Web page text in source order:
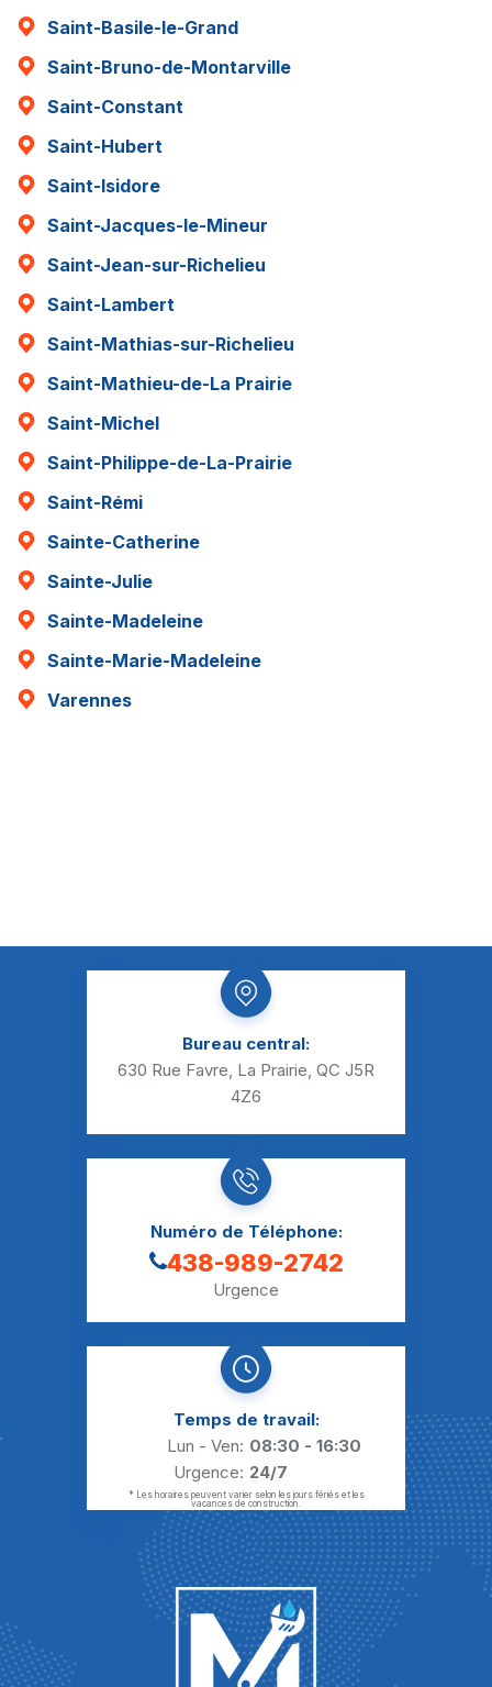
Saint-Basile-le-Grand
Saint-Bruno-de-Montarville
Saint-Constant
Saint-Hubert
Saint-Isidore
Saint-Jacques-le-Mineur
Saint-Jean-sur-Richelieu
Saint-Lambert
Saint-Mathias-sur-Richelieu
Saint-Mathieu-de-La Prairie
Saint-Michel
Saint-Philippe-de-La-Prairie
Saint-Rémi
Sainte-Catherine
Sainte-Julie
Sainte-Madeleine
Sainte-Marie-Madeleine
Varennes
Bureau central:
630 Rue Favre, La Prairie, QC J5R
4Z6
Numéro de Téléphone:
438-989-2742
Urgence
Temps de travail:
Lun - Ven: 08:30 - 16:30
Urgence: 24/7
* Les horaires peuvent varier selon les jours fériés et les
vacances de construction.